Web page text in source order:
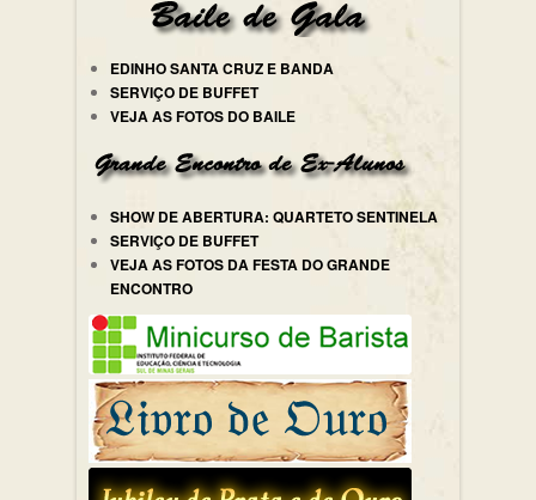
EDINHO SANTA CRUZ E BANDA
SERVIÇO DE BUFFET
VEJA AS FOTOS DO BAILE
SHOW DE ABERTURA: QUARTETO SENTINELA
SERVIÇO DE BUFFET
VEJA AS FOTOS DA FESTA DO GRANDE
ENCONTRO